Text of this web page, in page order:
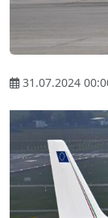
31.07.2024